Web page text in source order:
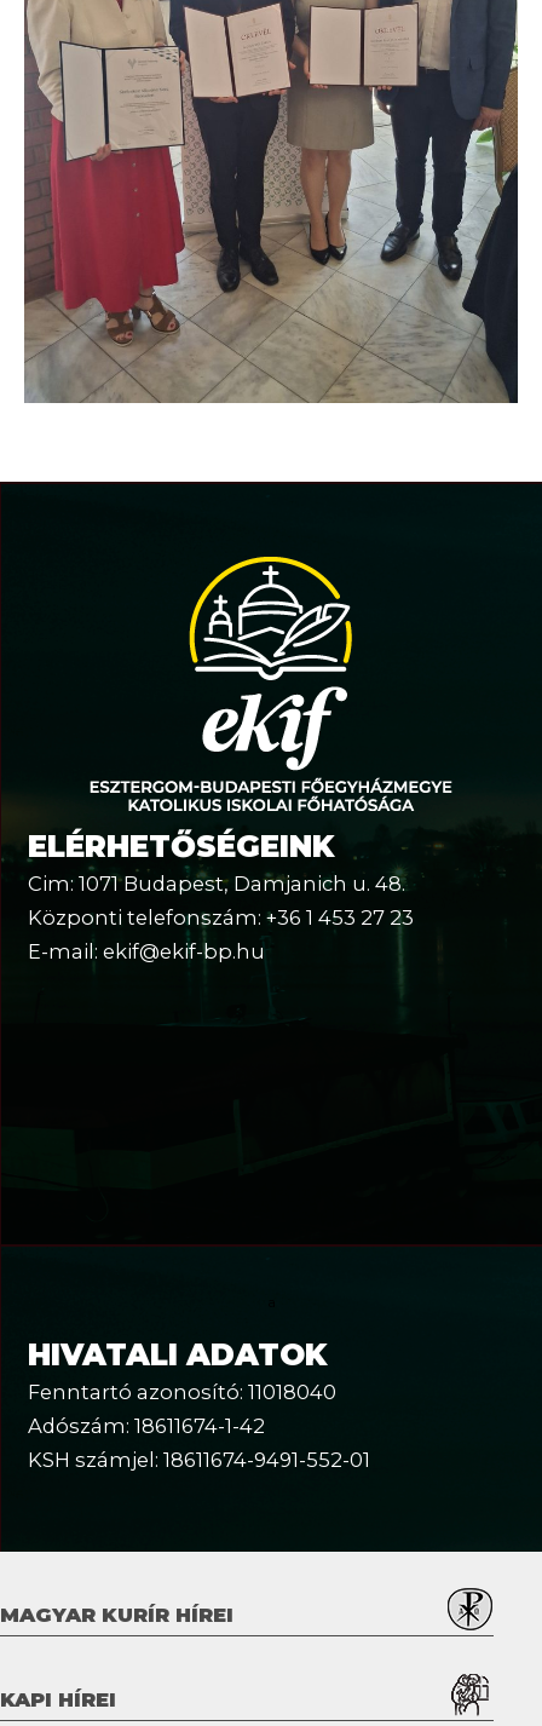
ELÉRHETŐSÉGEINK
Cim: 1071 Budapest, Damjanich u. 48.
Központi telefonszám: +36 1 453 27 23
E-mail: ekif@ekif-bp.hu
HIVATALI ADATOK
Fenntartó azonosító: 11018040
Adószám: 18611674-1-42
KSH számjel: 18611674-9491-552-01
MAGYAR KURÍR HÍREI
KAPI HÍREI